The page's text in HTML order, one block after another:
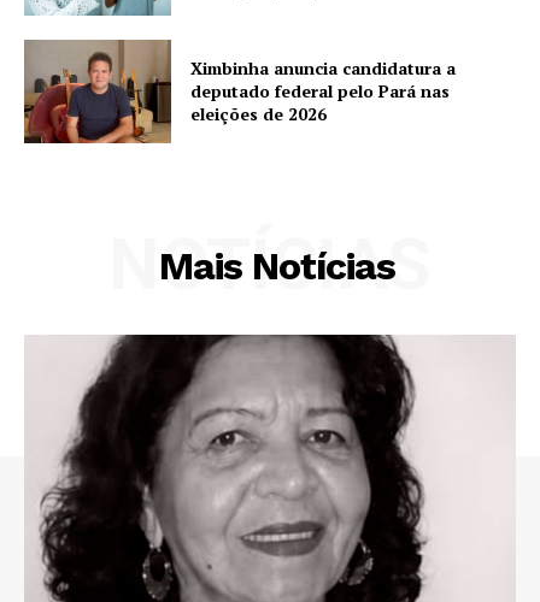
Ximbinha anuncia candidatura a
deputado federal pelo Pará nas
eleições de 2026
Mais Notícias
NOTÍCIAS